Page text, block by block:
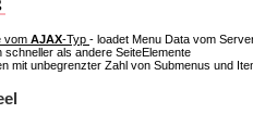
vom AJAX-Typ - loadet Menu Data vom
schneller als andere SeiteElemente
mit unbegrenzter Zahl von Submenus und